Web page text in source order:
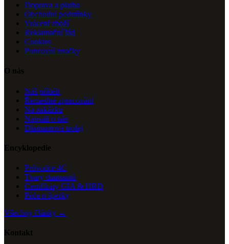
Doprava a platba
Obchodní podmínky
Vrácení zboží
Reklamační řád
Cookies
Puncovní značky
O nás
Náš příběh
Řemeslné zpracování
Na zakázku
Napsali o nás
Diamantová trofej
Encyklopedie
Průvodce 4C
Tvary diamantů
Certifikáty GIA & HRD
Péče o šperky
Všechny články →
Kontakt